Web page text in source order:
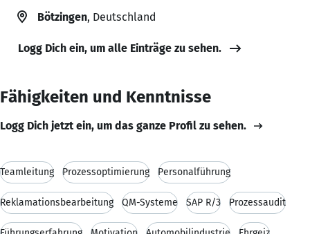
Bötzingen, Deutschland
Logg Dich ein, um alle Einträge zu sehen.
Fähigkeiten und Kenntnisse
Logg Dich jetzt ein, um das ganze Profil zu sehen.
Teamleitung Prozessoptimierung Personalführung
Reklamationsbearbeitung QM-Systeme SAP R/3 Prozessaudit